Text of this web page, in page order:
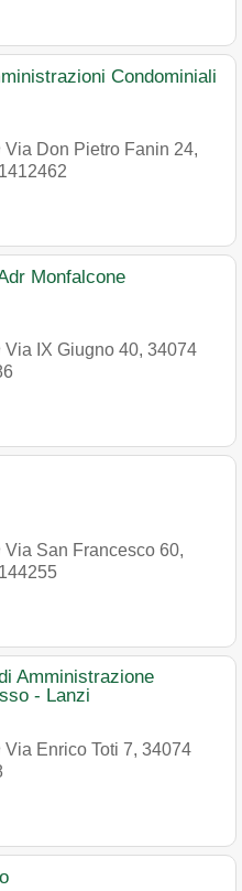
Condominiali
Via Don Pietro Fanin 24,
Monfalcone
Via IX Giugno 40, 34074
Via San Francesco 60,
Amministrazione
- Lanzi
Via Enrico Toti 7, 34074